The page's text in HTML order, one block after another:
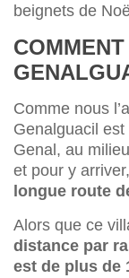
beignets de
Comme nous
Genalguacil
Genal, au
et pour y
longue route
Alors que ce
distance par
est de plus de